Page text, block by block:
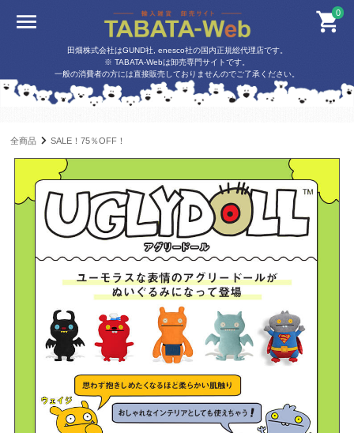
0
田畑株式会社はGUND社, enesco社の国内正規総代理店です。
※ TABATA-Webは卸売専門サイトです。
一般の消費者の方には直接販売しておりませんのでご了承ください。
全商品 SALE！75％OFF！